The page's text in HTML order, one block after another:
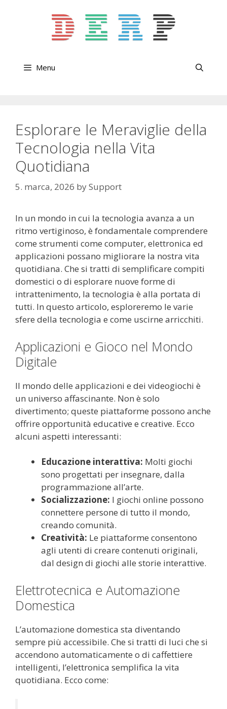
Menu
Esplorare le Meraviglie della
Tecnologia nella Vita
Quotidiana
5. marca, 2026 bySupport
In un mondo in cui la tecnologia avanza a un
ritmo vertiginoso, è fondamentale comprendere
come strumenti come computer, elettronica ed
applicazioni possano migliorare la nostra vita
quotidiana. Che si tratti di semplificare compiti
domestici o di esplorare nuove forme di
intrattenimento, la tecnologia è alla portata di
tutti. In questo articolo, esploreremo le varie
sfere della tecnologia e come uscirne arricchiti.
Applicazioni e Gioco nel Mondo
Digitale
Il mondo delle applicazioni e dei videogiochi è
un universo affascinante. Non è solo
divertimento; queste piattaforme possono anche
offrire opportunità educative e creative. Ecco
alcuni aspetti interessanti:
Educazione interattiva: Molti giochi
sono progettati per insegnare, dalla
programmazione all’arte.
Socializzazione: I giochi online possono
connettere persone di tutto il mondo,
creando comunità.
Creatività: Le piattaforme consentono
agli utenti di creare contenuti originali,
dal design di giochi alle storie interattive.
Elettrotecnica e Automazione
Domestica
L’automazione domestica sta diventando
sempre più accessibile. Che si tratti di luci che si
accendono automaticamente o di caffettiere
intelligenti, l’elettronica semplifica la vita
quotidiana. Ecco come: